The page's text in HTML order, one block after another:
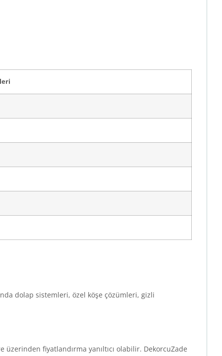
dolap sistemleri, özel köşe çözümleri, gizli
fiyatlandırma yanıltıcı olabilir. DekorcuZade